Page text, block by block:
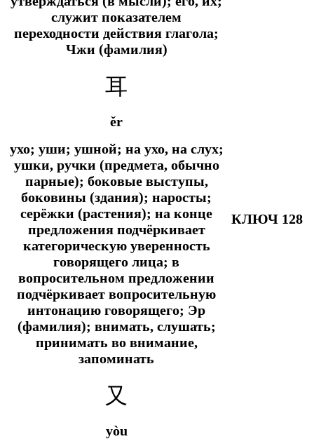
служит показателем
переходности действия глагола;
Чжи (фамилия)
耳
ěr
ухо; уши; ушной; на ухо, на слух;
ушки, ручки (предмета, обычно
парные); боковые выступы,
боковины (здания); наросты;
серёжки (растения); на конце
предложения подчёркивает
категорическую уверенность
говорящего лица; в
вопросительном предложении
подчёркивает вопросительную
интонацию говорящего; Эр
(фамилия); внимать, слушать;
принимать во внимание,
запоминать
КЛЮЧ 128
又
yòu